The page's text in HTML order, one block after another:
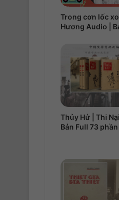
Trong cơn lốc
Hương Audio |
Thủy Hử | Thi
Bản Full 73 phần